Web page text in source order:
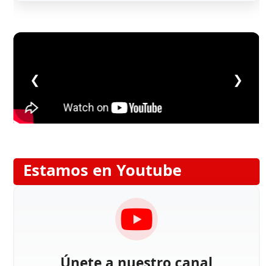
❮ ❯
Estamos en Youtube